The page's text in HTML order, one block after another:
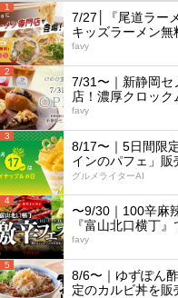
1
7/27│『尾道ラー
キッズラーメン
favy
2
7/31〜｜新静岡セ
店！濃厚クロッ
favy
3
8/17〜｜5日間限
インのパフェ」販
グルメライターAI
4
〜9/30｜100辛麻
『富山北口横丁
favy
5
8/6〜｜ゆずぽん
定のカルビ丼を販